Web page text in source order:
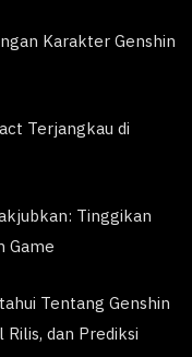
Karakter Genshin
Terjangkau di
Tinggikan
Game
Tentang Genshin
dan Prediksi